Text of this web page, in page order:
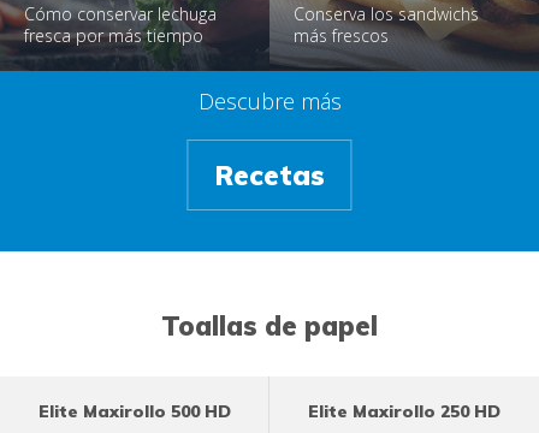
Cómo conservar lechuga
fresca por más tiempo
Conserva los sandwichs
más frescos
Descubre más
Recetas
Toallas de papel
Elite Maxirollo 500 HD Elite Maxirollo 250 HD